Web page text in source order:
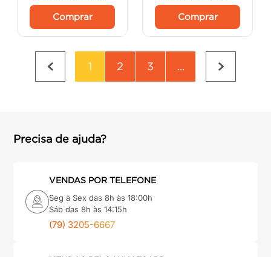
Comprar Comprar
1 2 3 ...
Precisa de ajuda?
VENDAS POR TELEFONE
Seg à Sex das 8h às 18:00h
Sáb das 8h às 14:15h
(79) 3205-6667